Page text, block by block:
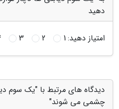
دهید
امتیاز دهید:1
2
3
دیدگاه های مرتبط با "یک سوم
چشمی می شوند"